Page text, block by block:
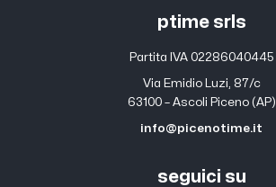
ptime srls
Partita IVA 02286040445
Via Emidio Luzi, 87/c
63100 – Ascoli Piceno (AP)
info@picenotime.it
seguici su